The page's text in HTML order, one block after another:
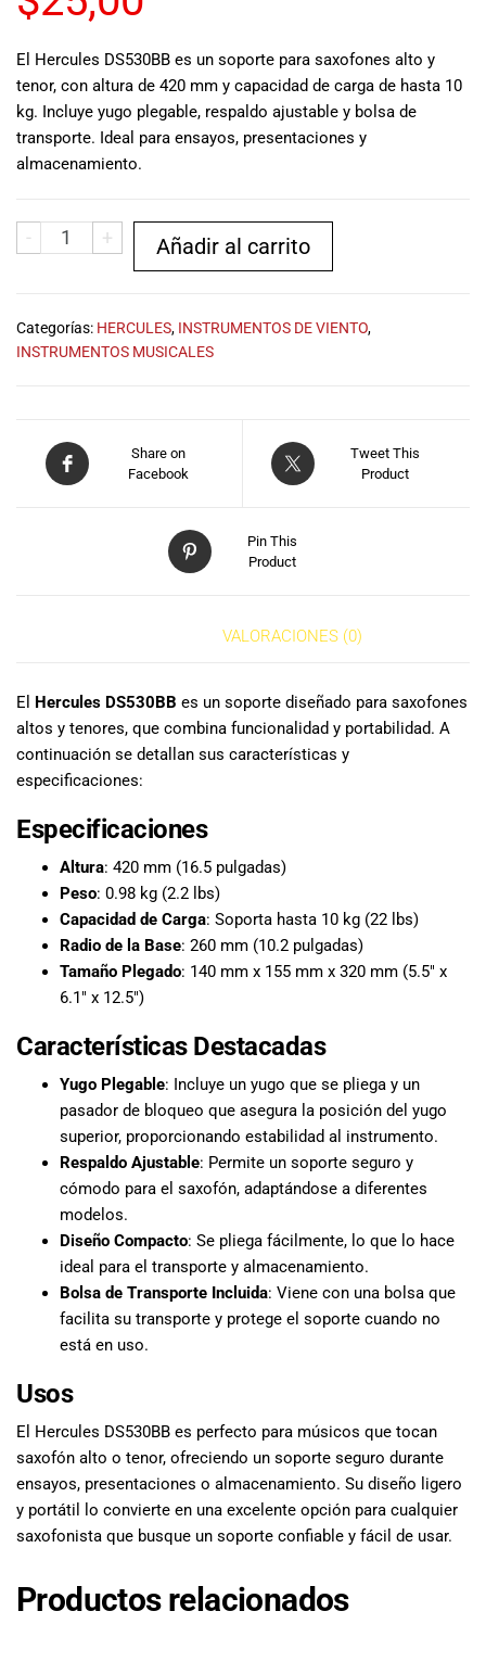
de expertos en
música está
aquí para
ayudarte a
audio
adecuado para
al cliente
posible.
competitivos y
promociones
clientes. Ven a
visitarnos en
o haz tu
de nuestra
página web y
recibe tu
tu hogar.
mundo de la
música con
Import Music
Ecuador!
El Hercules DS530BB es un soporte para saxofones alto y
tenor, con altura de 420 mm y capacidad de carga de hasta 10
kg. Incluye yugo plegable, respaldo ajustable y bolsa de
transporte. Ideal para ensayos, presentaciones y
almacenamiento.
- + Añadir al carrito
Categorías: HERCULES, INSTRUMENTOS DE VIENTO,
INSTRUMENTOS MUSICALES
Share on
Facebook
Tweet This
Product
Pin This
Product
VALORACIONES (0)
El Hercules DS530BB es un soporte diseñado para saxofones
altos y tenores, que combina funcionalidad y portabilidad. A
continuación se detallan sus características y
especificaciones:
Especificaciones
Altura: 420 mm (16.5 pulgadas)
Peso: 0.98 kg (2.2 lbs)
Capacidad de Carga: Soporta hasta 10 kg (22 lbs)
Radio de la Base: 260 mm (10.2 pulgadas)
Tamaño Plegado: 140 mm x 155 mm x 320 mm (5.5″ x
6.1″ x 12.5″)
Características Destacadas
Yugo Plegable: Incluye un yugo que se pliega y un
pasador de bloqueo que asegura la posición del yugo
superior, proporcionando estabilidad al instrumento.
Respaldo Ajustable: Permite un soporte seguro y
cómodo para el saxofón, adaptándose a diferentes
modelos.
Diseño Compacto: Se pliega fácilmente, lo que lo hace
ideal para el transporte y almacenamiento.
Bolsa de Transporte Incluida: Viene con una bolsa que
facilita su transporte y protege el soporte cuando no
está en uso.
Usos
El Hercules DS530BB es perfecto para músicos que tocan
saxofón alto o tenor, ofreciendo un soporte seguro durante
ensayos, presentaciones o almacenamiento. Su diseño ligero
y portátil lo convierte en una excelente opción para cualquier
saxofonista que busque un soporte confiable y fácil de usar.
Productos relacionados